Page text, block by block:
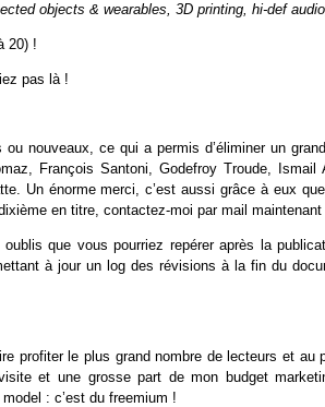
objects & wearables, 3D printing, hi-def
20) !
pas là !
ou nouveaux, ce qui a permis d’éliminer un
François Santoni, Godefroy Troude, Ismail
Un énorme merci, c’est aussi grâce à eux
en titre, contactez-moi par mail
que vous pourriez repérer après la
à jour un log des révisions à la fin du
profiter le plus grand nombre de lecteurs et au
et une grosse part de mon budget
: c’est du freemium !